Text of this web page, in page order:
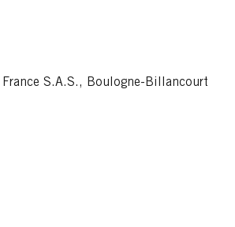
S.A.S., Boulogne-Billancourt